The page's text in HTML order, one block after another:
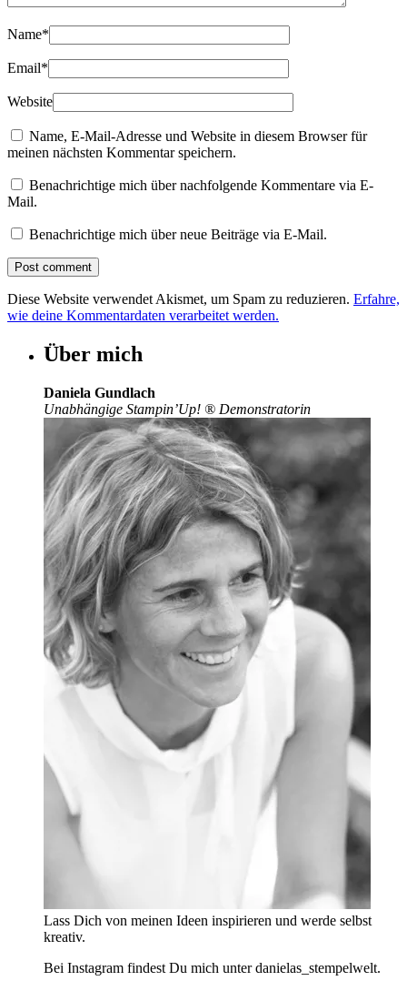
Name*
Email*
Website
Name, E-Mail-Adresse und Website in diesem Browser für
meinen nächsten Kommentar speichern.
Benachrichtige mich über nachfolgende Kommentare via E-
Mail.
Benachrichtige mich über neue Beiträge via E-Mail.
Diese Website verwendet Akismet, um Spam zu reduzieren. Erfahre,
wie deine Kommentardaten verarbeitet werden.
Über mich
Daniela Gundlach
Unabhängige Stampin’Up! ® Demonstratorin
Lass Dich von meinen Ideen inspirieren und werde selbst
kreativ.
Bei Instagram findest Du mich unter danielas_stempelwelt.